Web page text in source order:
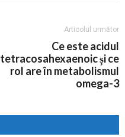
Articolul următor
Ce este acidul
tetracosahexaenoic și ce
rol are în metabolismul
omega-3